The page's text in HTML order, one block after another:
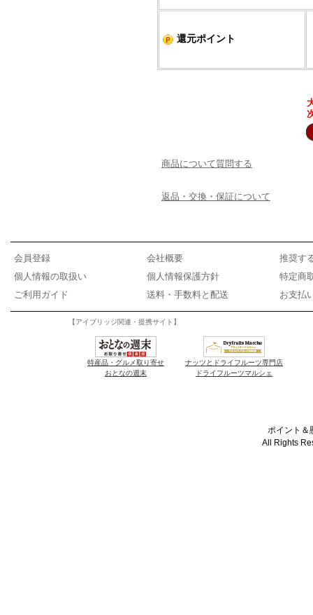
還元ポイント
商品について質問する
返品・交換・保証について
会員登録 会社概要
推奨す
個人情報の取扱い
個人情報保護方針
特定商
ご利用ガイド
送料・手数料と配送 お支払
【アイブリッジ関連・提携サイト】
特産品・グルメ取り寄せ
おとなの週末
ナッツとドライフルーツ専門店
ドライフルーツマルシェ
ポイント＆
All Rights